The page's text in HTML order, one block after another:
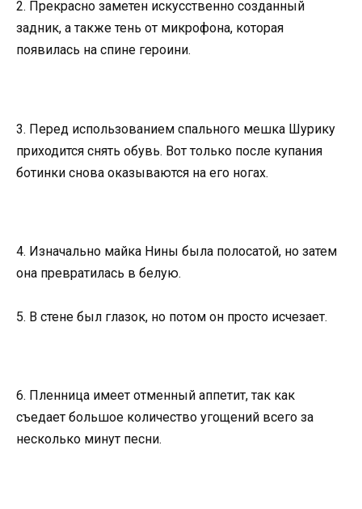
2. Прекрасно заметен искусственно созданный
задник, а также тень от микрофона, которая
появилась на спине героини.
3. Перед использованием спального мешка Шурику
приходится снять обувь. Вот только после купания
ботинки снова оказываются на его ногах.
4. Изначально майка Нины была полосатой, но затем
она превратилась в белую.
5. В стене был глазок, но потом он просто исчезает.
6. Пленница имеет отменный аппетит, так как
съедает большое количество угощений всего за
несколько минут песни.